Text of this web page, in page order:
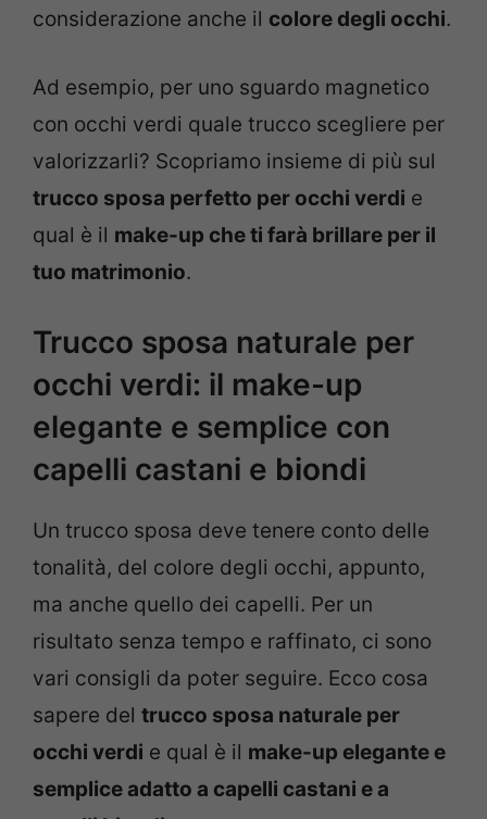
considerazione anche il colore degli occhi.
Ad esempio, per uno sguardo magnetico
con occhi verdi quale trucco scegliere per
valorizzarli? Scopriamo insieme di più sul
trucco sposa perfetto per occhi verdi e
qual è il make-up che ti farà brillare per il
tuo matrimonio.
Trucco sposa naturale per
occhi verdi: il make-up
elegante e semplice con
capelli castani e biondi
Un trucco sposa deve tenere conto delle
tonalità, del colore degli occhi, appunto,
ma anche quello dei capelli. Per un
risultato senza tempo e raffinato, ci sono
vari consigli da poter seguire. Ecco cosa
sapere del trucco sposa naturale per
occhi verdi e qual è il make-up elegante e
semplice adatto a capelli castani e a